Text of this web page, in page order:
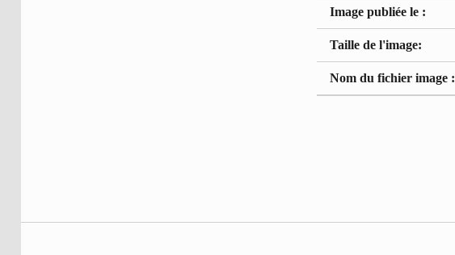
Image publiée le :
Taille de l'image:
Nom du fichier image :
Navigation de l’article